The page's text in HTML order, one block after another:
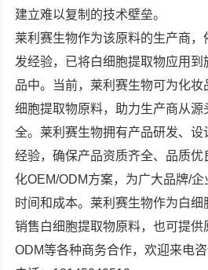
建立难以复制的技术壁垒。
莱利赛生物作为该原料的生产商
发经验，已将白细胞提取物应用
品中。当前，莱利赛生物可为化妆
细胞提取物原料，助力生产商从源
全。莱利赛生物拥有产品研发、
经验，确保产品资质齐全、品质优
化OEM/ODM方案，为广大品牌/
时间和成本。莱利赛生物作为白
销售白细胞提取物原料，也可提供
ODM等各种商务合作，欢迎来电